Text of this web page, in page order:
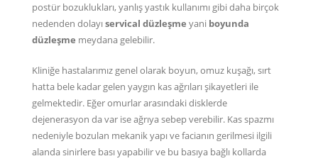
postür bozuklukları, yanlış yastık kullanımı gibi daha birçok
nedenden dolayıservical düzleşme yani boyunda
düzleşme meydana gelebilir.
Kliniğe hastalarımız genel olarak boyun, omuz kuşağı, sırt
hatta bele kadar gelen yaygın kas ağrıları şikayetleri ile
gelmektedir. Eğer omurlar arasındaki disklerde
dejenerasyon da var ise ağrıya sebep verebilir. Kas spazmı
nedeniyle bozulan mekanik yapı ve facianın gerilmesi ilgili
alanda sinirlere bası yapabilir ve bu basıya bağlı kollarda